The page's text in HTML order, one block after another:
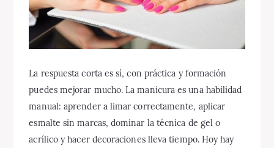
La respuesta corta es sí, con práctica y formación
puedes mejorar mucho. La manicura es una habilidad
manual: aprender a limar correctamente, aplicar
esmalte sin marcas, dominar la técnica de gel o
acrílico y hacer decoraciones lleva tiempo. Hoy hay